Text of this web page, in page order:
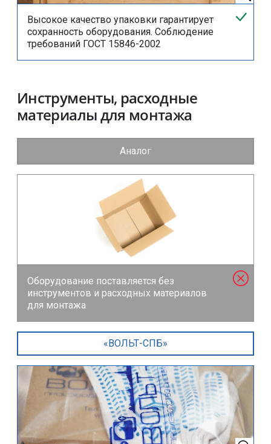
Высокое качество упаковки гарантирует
сохранность оборудования. Соблюдение
требований ГОСТ 15846-2002
Инструменты, расходные
материалы для монтажа
Аналог
Оборудование поставляется без
инструментов и расходных материалов
для монтажа
«ВОЛЬТ-СПБ»